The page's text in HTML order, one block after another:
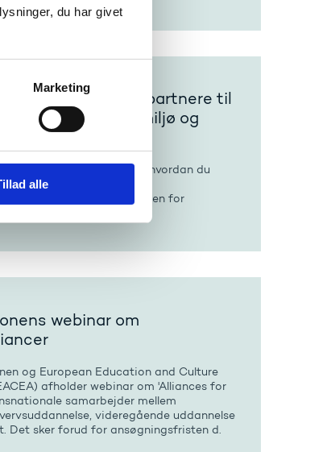
du har givet
Marketing
alle
Find nye partnere til
om emnet miljø og
og lær mere om hvordan du
i din organisation og find
til Erasmus+-projekter inden for
webinar om
og European Education and Culture
afholder webinar om 'Alliances for
samarbejder mellem
videregående uddannelse
Det sker forud for ansøgningsfristen d.